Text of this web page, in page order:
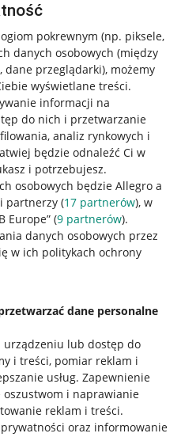
pokrewnym (np. piksele,
danych osobowych (między
dane przeglądarki), możemy
wyświetlane treści.
informacji na
do nich i przetwarzanie
analiz rynkowych i
będzie odnaleźć Ci w
i potrzebujesz.
osobowych będzie Allegro a
partnerzy (17 partnerów), w
Europe” (9 partnerów).
danych osobowych przez
w ich politykach ochrony
dane personalne
urządzeniu lub dostęp do
i treści, pomiar reklam i
usług. Zapewnienie
oszustwom i naprawianie
reklam i treści.
oraz informowanie